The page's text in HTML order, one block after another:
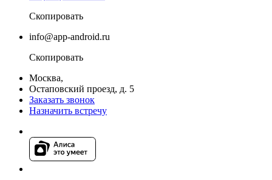
Скопировать
info@app-android.ru
Скопировать
Москва,
Остаповский проезд, д. 5
Заказать звонок
Назначить встречу